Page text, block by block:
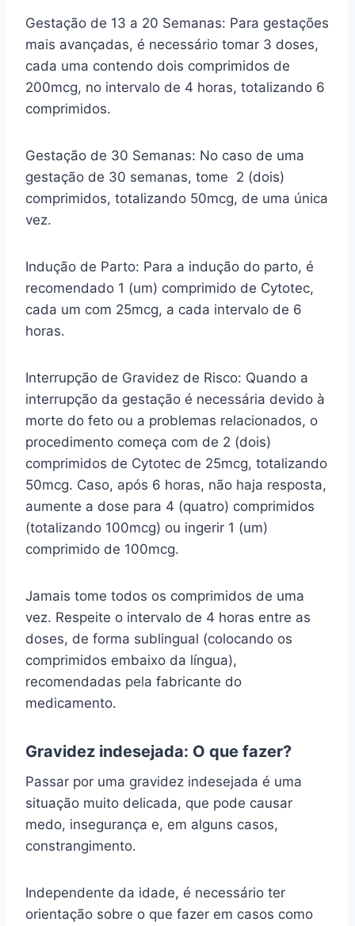
Gestação de 13 a 20 Semanas: Para gestações
mais avançadas, é necessário tomar 3 doses,
cada uma contendo dois comprimidos de
200mcg, no intervalo de 4 horas, totalizando 6
comprimidos.
Gestação de 30 Semanas: No caso de uma
gestação de 30 semanas, tome 2 (dois)
comprimidos, totalizando 50mcg, de uma única
vez.
Indução de Parto: Para a indução do parto, é
recomendado 1 (um) comprimido de Cytotec,
cada um com 25mcg, a cada intervalo de 6
horas.
Interrupção de Gravidez de Risco: Quando a
interrupção da gestação é necessária devido à
morte do feto ou a problemas relacionados, o
procedimento começa com de 2 (dois)
comprimidos de Cytotec de 25mcg, totalizando
50mcg. Caso, após 6 horas, não haja resposta,
aumente a dose para 4 (quatro) comprimidos
(totalizando 100mcg) ou ingerir 1 (um)
comprimido de 100mcg.
Jamais tome todos os comprimidos de uma
vez. Respeite o intervalo de 4 horas entre as
doses, de forma sublingual (colocando os
comprimidos embaixo da língua),
recomendadas pela fabricante do
medicamento.
Gravidez indesejada: O que fazer?
Passar por uma gravidez indesejada é uma
situação muito delicada, que pode causar
medo, insegurança e, em alguns casos,
constrangimento.
Independente da idade, é necessário ter
orientação sobre o que fazer em casos como